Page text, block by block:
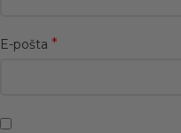
E-pošta *